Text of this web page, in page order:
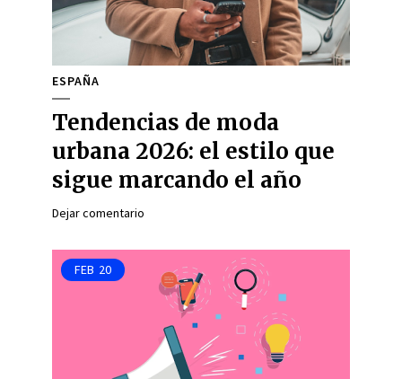
ESPAÑA
Tendencias de moda
urbana 2026: el estilo que
sigue marcando el año
Dejar comentario
FEB 20